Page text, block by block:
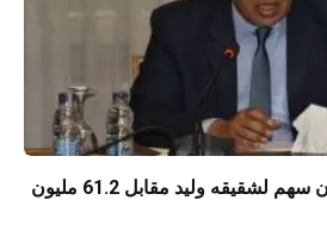
حسام زكى يبيع 17 مليون سهم لشقيقه وليد مقابل 61.2 مليون